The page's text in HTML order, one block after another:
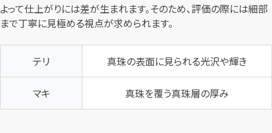
よって仕上がりには差が生まれます。そのため、評価の際には細部
まで丁寧に見極める視点が求められます。
テリ 真珠の表面に見られる光沢や輝き
マキ 真珠を覆う真珠層の厚み